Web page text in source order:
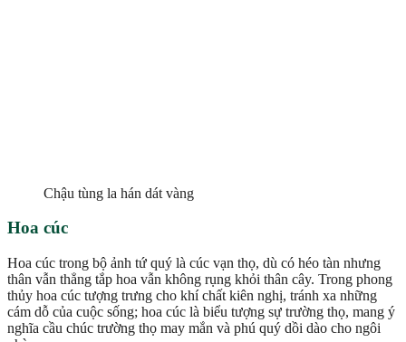
Chậu tùng la hán dát vàng
Hoa cúc
Hoa cúc trong bộ ảnh tứ quý là cúc vạn thọ, dù có héo tàn nhưng
thân vẫn thẳng tắp hoa vẫn không rụng khỏi thân cây. Trong phong
thủy hoa cúc tượng trưng cho khí chất kiên nghị, tránh xa những
cám dỗ của cuộc sống; hoa cúc là biểu tượng sự trường thọ, mang ý
nghĩa cầu chúc trường thọ may mắn và phú quý dồi dào cho ngôi